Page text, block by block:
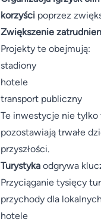
korzyści poprzez
Zwiększenie
Projekty te obejmują:
stadiony
hotele
transport publiczny
Te inwestycje nie tylko
pozostawiają trwałe
przyszłości.
Turystyka odgrywa
Przyciąganie tysięcy
przychody dla
hotele